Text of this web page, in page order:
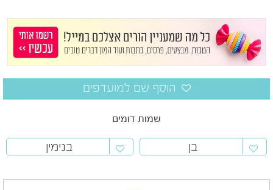
שמות דומים
בן בנימין